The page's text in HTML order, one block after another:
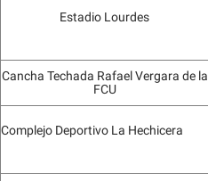
Estadio Lourdes
Cancha Techada Rafael Vergara de la
FCU
Complejo Deportivo La Hechicera